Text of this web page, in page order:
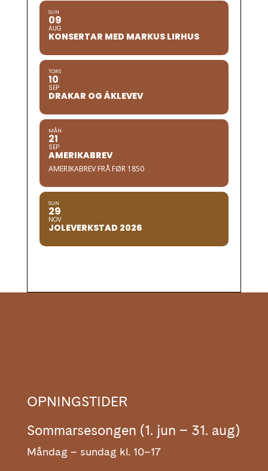
SUN
09
AUG
KONSERTAR MED MARKUS LIRHUS
TORS
10
SEP
DRAKAR OG ÅKLEVEV
MÅN
21
SEP
AMERIKABREV
AMERIKABREV FRÅ FØR 1850
SUN
29
NOV
JOLEVERKSTAD 2026
OPNINGSTIDER
Sommarsesongen (1. jun – 31. aug)
Måndag – sundag kl. 10–17